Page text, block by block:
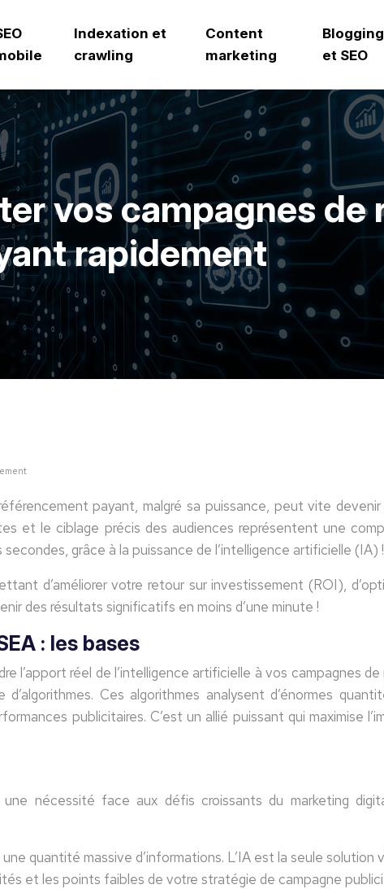
Indexation et
crawling
Content
marketing
Blogging
et SEO
vos campagnes
rapidement
payant, malgré sa puissance, peut vite
et le ciblage précis des audiences représentent une
grâce à la puissance de l’intelligence artificielle (IA) !
d’améliorer votre retour sur investissement (ROI),
des résultats significatifs en moins d’une minute !
: les bases
l’apport réel de l’intelligence artificielle à vos campagnes
Ces algorithmes analysent d’énormes
publicitaires. C’est un allié puissant qui maximise
une nécessité face aux défis croissants du marketing
quantité massive d’informations. L’IA est la seule
et les points faibles de votre stratégie de campagne